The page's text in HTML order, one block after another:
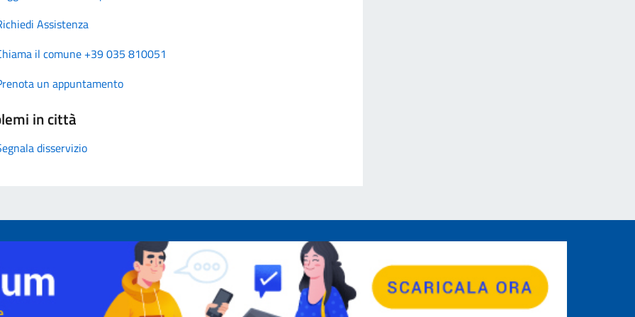
Assistenza
il comune +39 035 810051
un appuntamento
in città
disservizio